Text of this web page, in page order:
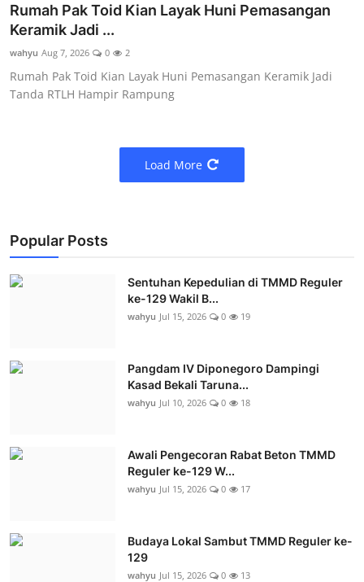
Rumah Pak Toid Kian Layak Huni Pemasangan
Keramik Jadi ...
wahyu Aug 7, 2026 0 2
Rumah Pak Toid Kian Layak Huni Pemasangan Keramik Jadi
Tanda RTLH Hampir Rampung
Load More
Popular Posts
Sentuhan Kepedulian di TMMD Reguler
ke-129 Wakil B...
wahyu Jul 15, 2026 0 19
Pangdam IV Diponegoro Dampingi
Kasad Bekali Taruna...
wahyu Jul 10, 2026 0 18
Awali Pengecoran Rabat Beton TMMD
Reguler ke-129 W...
wahyu Jul 15, 2026 0 17
Budaya Lokal Sambut TMMD Reguler ke-
129
wahyu Jul 15, 2026 0 13